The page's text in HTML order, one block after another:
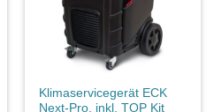
Klimaservicegerät ECK
Next-Pro, inkl. TOP Kit